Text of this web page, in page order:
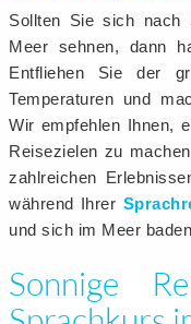
Sollten Sie sich nach
Meer sehnen, dann
Entfliehen Sie der
Temperaturen und
Wir empfehlen Ihnen,
Reisezielen zu
zahlreichen
während Ihrer
und sich im Meer
Sonnige